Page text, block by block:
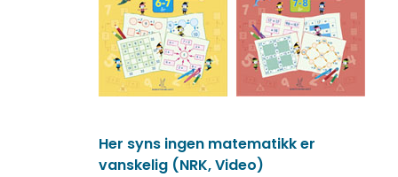
Her syns ingen matematikk er
vanskelig (NRK, Video)